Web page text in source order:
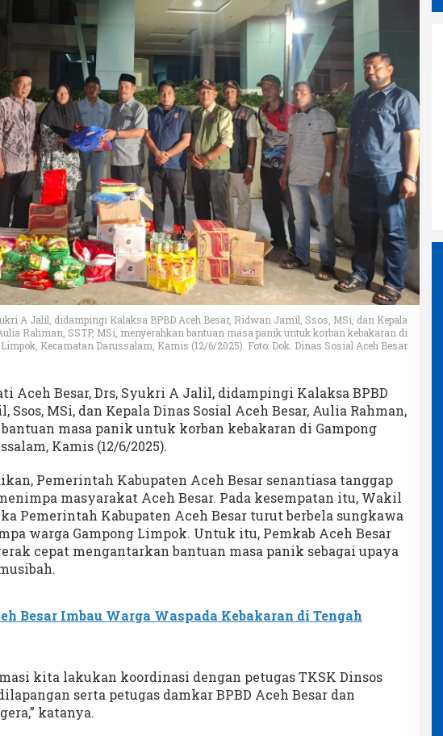
A Jalil, didampingi Kalaksa BPBD Aceh Besar, Ridwan Jamil, Ssos, MSi, dan Kepala
Rahman, SSTP, MSi, menyerahkan bantuan masa panik untuk korban kebakaran di
Kecamatan Darussalam, Kamis (12/6/2025). Foto: Dok. Dinas Sosial Aceh Besar
Aceh Besar, Drs, Syukri A Jalil, didampingi Kalaksa BPBD
Ssos, MSi, dan Kepala Dinas Sosial Aceh Besar, Aulia Rahman,
bantuan masa panik untuk korban kebakaran di Gampong
Kamis (12/6/2025).
Pemerintah Kabupaten Aceh Besar senantiasa tanggap
masyarakat Aceh Besar. Pada kesempatan itu, Wakil
Pemerintah Kabupaten Aceh Besar turut berbela sungkawa
warga Gampong Limpok. Untuk itu, Pemkab Aceh Besar
cepat mengantarkan bantuan masa panik sebagai upaya
Besar Imbau Warga Waspada Kebakaran di Tengah
kita lakukan koordinasi dengan petugas TKSK Dinsos
serta petugas damkar BPBD Aceh Besar dan
katanya.
Kak Na Promosikan Wisata
Surfing Simeulue Sekaligus
Hadiri HUT Ke-53 Bank Aceh
Syariah